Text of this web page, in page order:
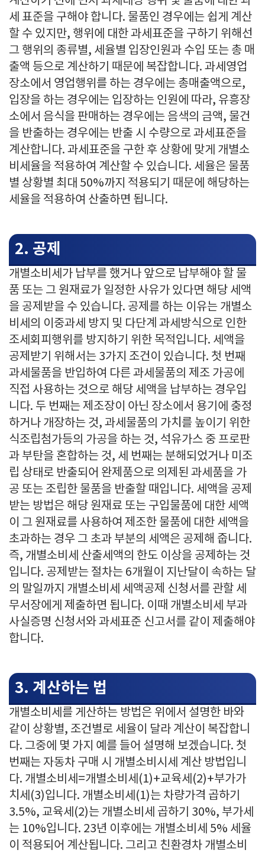
세 표준을 구해야 합니다. 물품인 경우에는 쉽게 계산
할 수 있지만, 행위에 대한 과세표준을 구하기 위해선
그 행위의 종류별, 세율별 입장인원과 수입 또는 총 매
출액 등으로 계산하기 때문에 복잡합니다. 과세영업
장소에서 영업행위를 하는 경우에는 총매출액으로,
입장을 하는 경우에는 입장하는 인원에 따라, 유흥장
소에서 음식을 판매하는 경우에는 음색의 금액, 물건
을 반출하는 경우에는 반출 시 수량으로 과세표준을
계산합니다. 과세표준을 구한 후 상황에 맞게 개별소
비세율을 적용하여 계산할 수 있습니다. 세율은 물품
별 상황별 최대 50%까지 적용되기 때문에 해당하는
세율을 적용하여 산출하면 됩니다.
2. 공제
개별소비세가 납부를 했거나 앞으로 납부해야 할 물
품 또는 그 원재료가 일정한 사유가 있다면 해당 세액
을 공제받을 수 있습니다. 공제를 하는 이유는 개별소
비세의 이중과세 방지 및 다단계 과세방식으로 인한
조세회피행위를 방지하기 위한 목적입니다. 세액을
공제받기 위해서는 3가지 조건이 있습니다. 첫 번째
과세물품을 반입하여 다른 과세물품의 제조 가공에
직접 사용하는 것으로 해당 세액을 납부하는 경우입
니다. 두 번째는 제조장이 아닌 장소에서 용기에 충정
하거나 개장하는 것, 과세물품의 가치를 높이기 위한
식조립첨가등의 가공을 하는 것, 석유가스 중 프로판
과 부탄을 혼합하는 것, 세 번째는 분해되었거나 미조
립 상태로 반출되어 완제품으로 의제된 과세품을 가
공 또는 조립한 물품을 반출할 때입니다. 세액을 공제
받는 방법은 해당 원재료 또는 구입물품에 대한 세액
이 그 원재료를 사용하여 제조한 물품에 대한 세액을
초과하는 경우 그 초과 부분의 세액은 공제해 줍니다.
즉, 개별소비세 산출세액의 한도 이상을 공제하는 것
입니다. 공제받는 절차는 6개월이 지난달이 속하는 달
의 말일까지 개별소비세 세액공제 신청서를 관할 세
무서장에게 제출하면 됩니다. 이때 개별소비세 부과
사실증명 신청서와 과세표준 신고서를 같이 제출해야
합니다.
3. 계산하는 법
개별소비세를 게산하는 방법은 위에서 설명한 바와
같이 상황별, 조건별로 세율이 달라 계산이 복잡합니
다. 그중에 몇 가지 예를 들어 설명해 보겠습니다. 첫
번째는 자동차 구매 시 개별소비시세 계산 방법입니
다. 개별소비세=개별소비세(1)+교육세(2)+부가가
치세(3)입니다. 개별소비세(1)는 차량가격 곱하기
3.5%, 교육세(2)는 개별소비세 곱하기 30%, 부가세
는 10%입니다. 23년 이후에는 개별소비세 5% 세율
이 적용되어 계산됩니다. 그리고 친환경차 개별소비